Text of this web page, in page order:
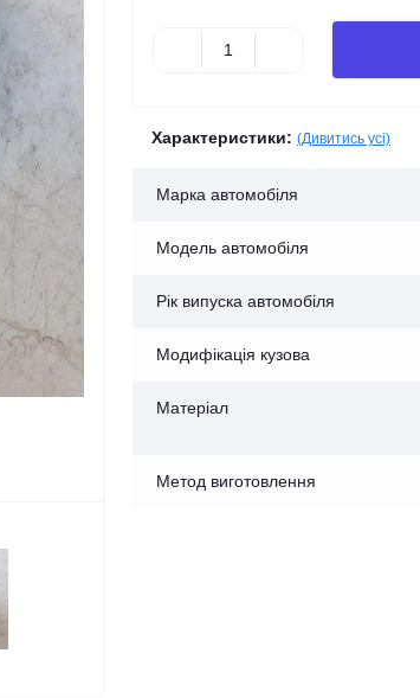
Характеристики: (Дивитись усі)
Марка автомобіля
Модель автомобіля
Рік випуска автомобіля
Модифікація кузова
Матеріал
Метод виготовлення